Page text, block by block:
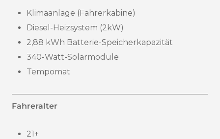
Klimaanlage (Fahrerkabine)
Diesel-Heizsystem (2kW)
2,88 kWh Batterie-Speicherkapazität
340-Watt-Solarmodule
Tempomat
Fahreralter
21+